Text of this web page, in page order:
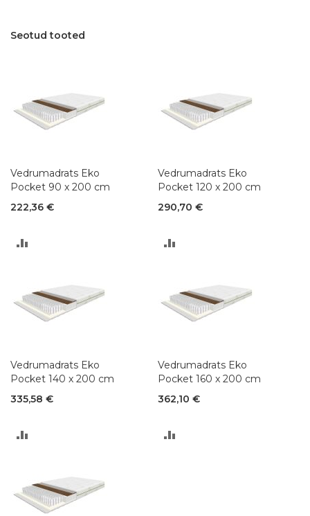
Seotud tooted
Vedrumadrats Eko
Pocket 90 x 200 cm
222,36 €
Vedrumadrats Eko
Pocket 120 x 200 cm
290,70 €
Vedrumadrats Eko
Pocket 140 x 200 cm
335,58 €
Vedrumadrats Eko
Pocket 160 x 200 cm
362,10 €